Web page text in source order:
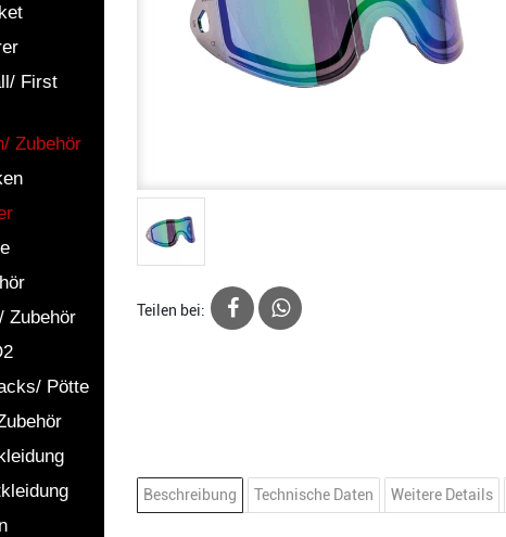
First
Zubehör
Zubehör
Pötte
Teilen bei:
Beschreibung Technische Daten Weitere Details